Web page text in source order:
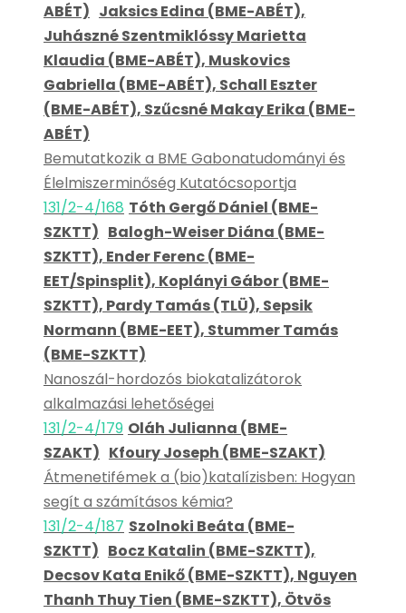
ABÉT) Jaksics Edina (BME-ABÉT),
Juhászné Szentmiklóssy Marietta
Klaudia (BME-ABÉT), Muskovics
Gabriella (BME-ABÉT), Schall Eszter
(BME-ABÉT), Szűcsné Makay Erika (BME-
ABÉT)
Bemutatkozik a BME Gabonatudományi és
Élelmiszerminőség Kutatócsoportja
131/2-4/168 Tóth Gergő Dániel (BME-
SZKTT) Balogh-Weiser Diána (BME-
SZKTT), Ender Ferenc (BME-
EET/Spinsplit), Koplányi Gábor (BME-
SZKTT), Pardy Tamás (TLÜ), Sepsik
Normann (BME-EET), Stummer Tamás
(BME-SZKTT)
Nanoszál-hordozós biokatalizátorok
alkalmazási lehetőségei
131/2-4/179 Oláh Julianna (BME-
SZAKT) Kfoury Joseph (BME-SZAKT)
Átmenetifémek a (bio)katalízisben: Hogyan
segít a számításos kémia?
131/2-4/187 Szolnoki Beáta (BME-
SZKTT) Bocz Katalin (BME-SZKTT),
Decsov Kata Enikő (BME-SZKTT), Nguyen
Thanh Thuy Tien (BME-SZKTT), Ötvös